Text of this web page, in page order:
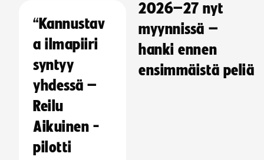
“Kannustav
a ilmapiiri
syntyy
yhdessä –
Reilu
Aikuinen -
pilotti
2026–27 nyt
myynnissä –
hanki ennen
ensimmäistä peliä